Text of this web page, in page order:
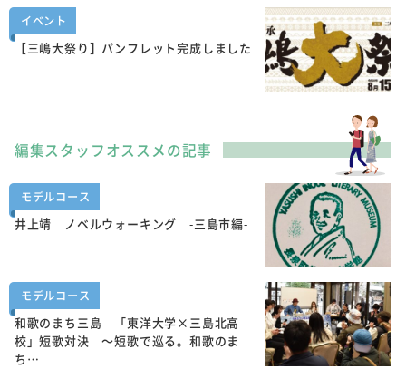
イベント
【三嶋大祭り】パンフレット完成しました
編集スタッフオススメの記事
モデルコース
井上靖 ノベルウォーキング -三島市編-
モデルコース
和歌のまち三島 「東洋大学×三島北高
校」短歌対決 ～短歌で巡る。和歌のま
ち…